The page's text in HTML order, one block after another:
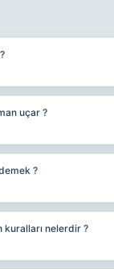
uçar ?
?
kuralları nelerdir ?